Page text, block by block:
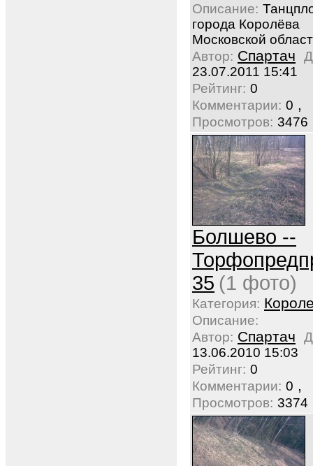
Описание:
города Королёва
Московской
Автор: Спартач
23.07.2011 15:41
Рейтинг: 0
Комментарии: 0 ,
Просмотров: 3476
Болшево --
35 (1 фото)
Категория:
Описание:
Автор: Спартач
13.06.2010 15:03
Рейтинг: 0
Комментарии: 0 ,
Просмотров: 3374